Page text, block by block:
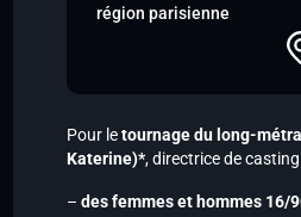
région parisienne
Pour letournage du long-
Katerine)*, directrice de
– des femmes et hommes 16/